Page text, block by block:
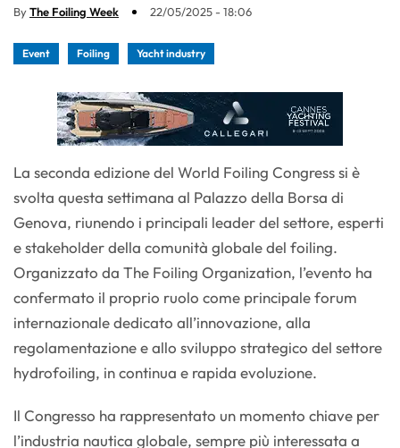
ByThe Foiling Week 22/05/2025 - 18:06
Event Foiling Yacht industry
La seconda edizione del World Foiling Congress si è
svolta questa settimana al Palazzo della Borsa di
Genova, riunendo i principali leader del settore, esperti
e stakeholder della comunità globale del foiling.
Organizzato da The Foiling Organization, l’evento ha
confermato il proprio ruolo come principale forum
internazionale dedicato all’innovazione, alla
regolamentazione e allo sviluppo strategico del settore
hydrofoiling, in continua e rapida evoluzione.
Il Congresso ha rappresentato un momento chiave per
l’industria nautica globale, sempre più interessata a